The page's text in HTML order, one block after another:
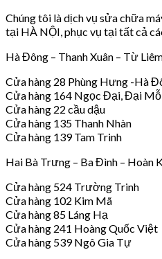
Chúng tôi là dịch vụ sửa chữa
tại HÀ NỘI, phục vụ tại tất cả
Hà Đông – Thanh Xuân – Từ
Cửa hàng 28 Phùng Hưng -Hà
Cửa hàng 164 Ngọc Đại, Đại Mỗ
Cửa hàng 22 cầu dậu
Cửa hàng 135 Thanh Nhàn
Cửa hàng 139 Tam Trinh
Hai Bà Trưng – Ba Đình – Hoàn
Cửa hàng 524 Trường Trinh
Cửa hàng 102 Kim Mã
Cửa hàng 85 Láng Hạ
Cửa hàng 241 Hoàng Quốc Việt
Cửa hàng 539 Ngô Gia Tự